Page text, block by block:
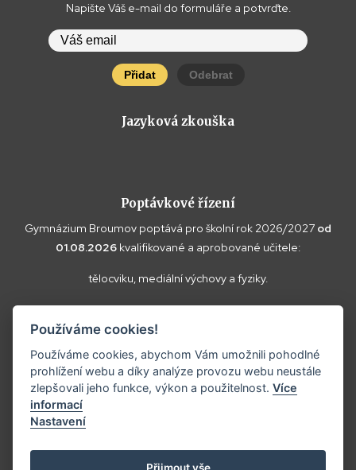
Napište Váš e-mail do formuláře a potvrďte.
Přidat Odebrat
Jazyková zkouška
Poptávkové řízení
Gymnázium Broumov poptává pro školní rok 2026/2027 od
01.08.2026 kvalifikované a aprobované učitele:
tělocviku, mediální výchovy a fyziky.
Vaše doplňující dotazy k poptávce a případné nabídky zasílejte
prosím nareditel@gybroumov.cz
Copyright ©2025
Používáme cookies!
Používáme cookies, abychom Vám umožnili pohodlné
prohlížení webu a díky analýze provozu webu neustále
zlepšovali jeho funkce, výkon a použitelnost.Více
informací
Nastavení